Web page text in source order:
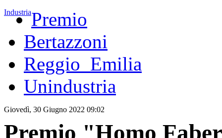
IndustriaPremio
Bertazzoni
Reggio_Emilia
Unindustria
Giovedì, 30 Giugno 2022 09:02
Premio "Homo